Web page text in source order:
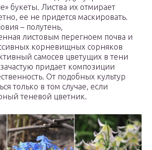
букеты. Листва их отмирает
ее не придется маскировать.
– полутень,
листовым перегноем почва и
корневищных сорняков
самосев цветущих в тени
придает композиции
От подобных культур
только в том случае, если
теневой цветник.